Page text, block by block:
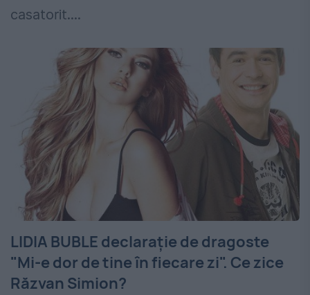
casatorit....
LIDIA BUBLE declarație de dragoste
"Mi-e dor de tine în fiecare zi". Ce zice
Răzvan Simion?